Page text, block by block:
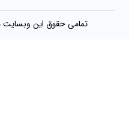
تمامی حقوق این وبسایت